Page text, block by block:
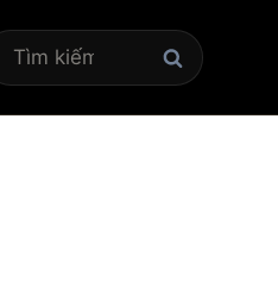
Tìm
kiếm
cho: